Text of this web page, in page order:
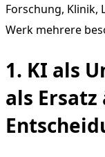
Forschung, Klinik,
Werk mehrere
1. KI als
als